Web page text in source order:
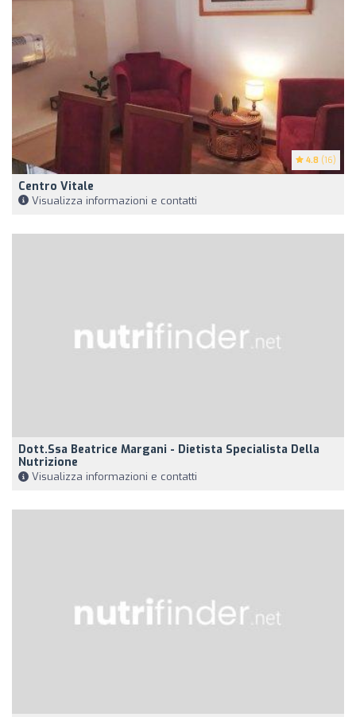
4.8 (16)
Centro Vitale
Visualizza informazioni e contatti
Dott.ssa Beatrice Margani - Dietista Specialista Della
Nutrizione
Visualizza informazioni e contatti